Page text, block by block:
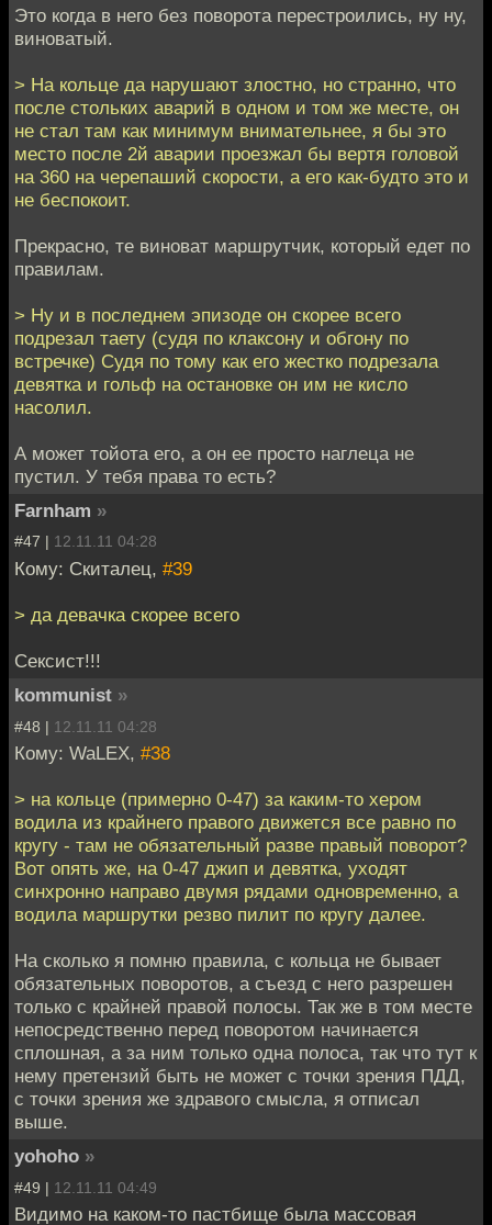
Это когда в него без поворота перестроились, ну ну,
виноватый.
> На кольце да нарушают злостно, но странно, что
после стольких аварий в одном и том же месте, он
не стал там как минимум внимательнее, я бы это
место после 2й аварии проезжал бы вертя головой
на 360 на черепаший скорости, а его как-будто это и
не беспокоит.
Прекрасно, те виноват маршрутчик, который едет по
правилам.
> Ну и в последнем эпизоде он скорее всего
подрезал таету (судя по клаксону и обгону по
встречке) Судя по тому как его жестко подрезала
девятка и гольф на остановке он им не кисло
насолил.
А может тойота его, а он ее просто наглеца не
пустил. У тебя права то есть?
Farnham »
#47 | 12.11.11 04:28
Кому: Скиталец, #39
> да девачка скорее всего
Сексист!!!
kommunist »
#48 | 12.11.11 04:28
Кому: WaLEX, #38
> на кольце (примерно 0-47) за каким-то хером
водила из крайнего правого движется все равно по
кругу - там не обязательный разве правый поворот?
Вот опять же, на 0-47 джип и девятка, уходят
синхронно направо двумя рядами одновременно, а
водила маршрутки резво пилит по кругу далее.
На сколько я помню правила, с кольца не бывает
обязательных поворотов, а съезд с него разрешен
только с крайней правой полосы. Так же в том месте
непосредственно перед поворотом начинается
сплошная, а за ним только одна полоса, так что тут к
нему претензий быть не может с точки зрения ПДД,
с точки зрения же здравого смысла, я отписал
выше.
yohoho »
#49 | 12.11.11 04:49
Видимо на каком-то пастбище была массовая